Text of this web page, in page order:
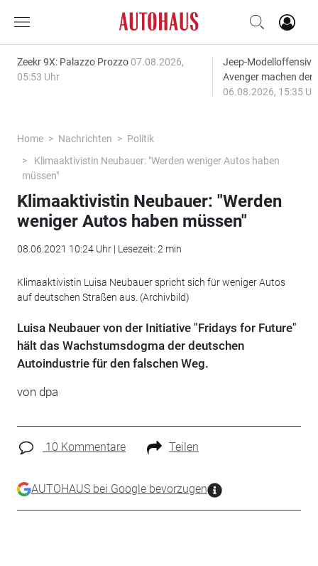
Zeekr 9X: Palazzo Prozzo 07.08.2026,
05:53 Uhr
Jeep-
Avenger machen
06.08.2026, 15:35
Home Nachrichten
Politik
Klimaaktivistin Neubauer: "Werden weniger Autos haben
müssen"
Klimaaktivistin Neubauer: "Werden
weniger Autos haben müssen"
08.06.2021 10:24 Uhr | Lesezeit: 2 min
Klimaaktivistin Luisa Neubauer spricht sich für weniger Autos
auf deutschen Straßen aus. (Archivbild)
Luisa Neubauer von der Initiative "Fridays for Future"
hält das Wachstumsdogma der deutschen
Autoindustrie für den falschen Weg.
von dpa
10 Kommentare Teilen
AUTOHAUS bei Google bevorzugen